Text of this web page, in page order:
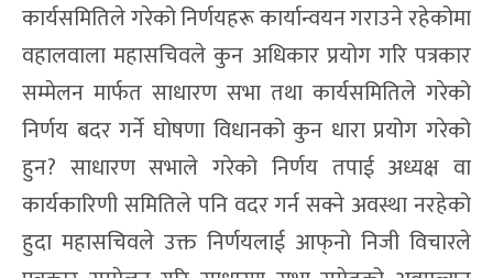
कार्यसमितिले गरेको निर्णयहरू कार्यान्वयन गराउने रहेकोमा
वहालवाला महासचिवले कुन अधिकार प्रयोग गरि पत्रकार
सम्मेलन मार्फत साधारण सभा तथा कार्यसमितिले गरेको
निर्णय बदर गर्ने घोषणा विधानको कुन धारा प्रयोग गरेको
हुन? साधारण सभाले गरेको निर्णय तपाई अध्यक्ष वा
कार्यकारिणी समितिले पनि वदर गर्न सक्ने अवस्था नरहेको
हुदा महासचिवले उक्त निर्णयलाई आफ्‌नो निजी विचारले